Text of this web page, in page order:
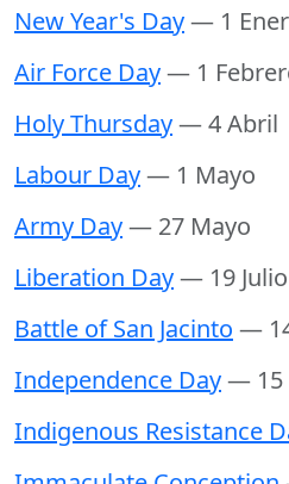
New Year's Day— 1
Air Force Day— 1
Holy Thursday— 4 Abril
Labour Day— 1 Mayo
Army Day— 27 Mayo
Liberation Day— 19 Julio
Battle of San Jacinto —
Independence Day— 15
Indigenous Resistance